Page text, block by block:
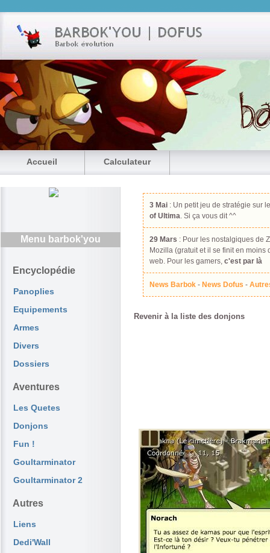
Accueil Calculateur
Menu barbok'you
Encyclopédie
Panoplies
Equipements
Armes
Divers
Dossiers
Aventures
Les Quetes
Donjons
Fun !
Goultarminator
Goultarminator 2
Autres
Liens
Dedi'Wall
3 Mai : Un petit jeu de stratégie sur
of Ultima. Si ça vous dit ^^
29 Mars : Pour les nostalgiques de
Mozilla (gratuit et il se finit en
web. Pour les gamers, c'est par là
News Barbok - News Dofus -
Revenir à la liste des donjons